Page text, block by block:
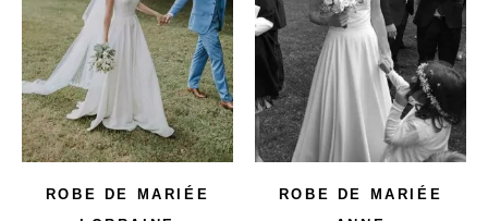
ROBE DE MARIÉE
ROBE DE MARIÉE